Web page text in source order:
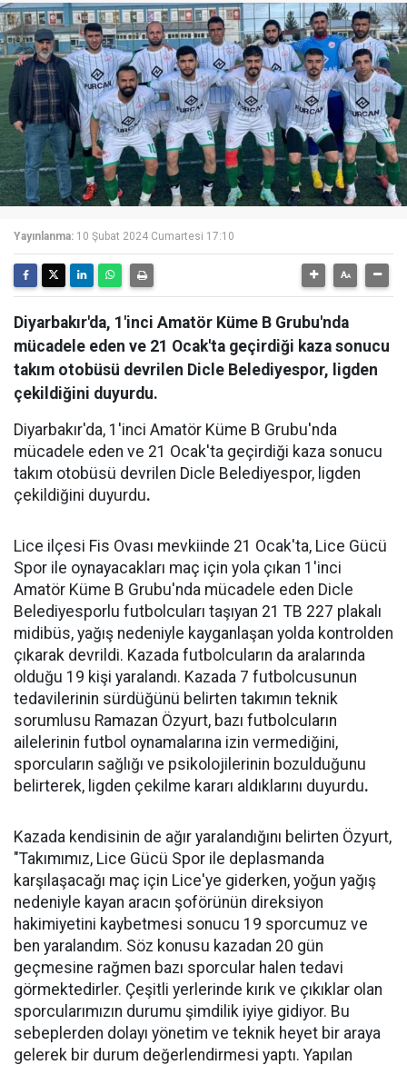
Yayınlanma: 10 Şubat 2024 Cumartesi 17:10
Diyarbakır'da, 1'inci Amatör Küme B Grubu'nda
mücadele eden ve 21 Ocak'ta geçirdiği kaza sonucu
takım otobüsü devrilen Dicle Belediyespor, ligden
çekildiğini duyurdu.
Diyarbakır'da, 1'inci Amatör Küme B Grubu'nda
mücadele eden ve 21 Ocak'ta geçirdiği kaza sonucu
takım otobüsü devrilen Dicle Belediyespor, ligden
çekildiğini duyurdu.
Lice ilçesi Fis Ovası mevkiinde 21 Ocak'ta, Lice Gücü
Spor ile oynayacakları maç için yola çıkan 1'inci
Amatör Küme B Grubu'nda mücadele eden Dicle
Belediyesporlu futbolcuları taşıyan 21 TB 227 plakalı
midibüs, yağış nedeniyle kayganlaşan yolda kontrolden
çıkarak devrildi. Kazada futbolcuların da aralarında
olduğu 19 kişi yaralandı. Kazada 7 futbolcusunun
tedavilerinin sürdüğünü belirten takımın teknik
sorumlusu Ramazan Özyurt, bazı futbolcuların
ailelerinin futbol oynamalarına izin vermediğini,
sporcuların sağlığı ve psikolojilerinin bozulduğunu
belirterek, ligden çekilme kararı aldıklarını duyurdu.
Kazada kendisinin de ağır yaralandığını belirten Özyurt,
"Takımımız, Lice Gücü Spor ile deplasmanda
karşılaşacağı maç için Lice'ye giderken, yoğun yağış
nedeniyle kayan aracın şoförünün direksiyon
hakimiyetini kaybetmesi sonucu 19 sporcumuz ve
ben yaralandım. Söz konusu kazadan 20 gün
geçmesine rağmen bazı sporcular halen tedavi
görmektedirler. Çeşitli yerlerinde kırık ve çıkıklar olan
sporcularımızın durumu şimdilik iyiye gidiyor. Bu
sebeplerden dolayı yönetim ve teknik heyet bir araya
gelerek bir durum değerlendirmesi yaptı. Yapılan